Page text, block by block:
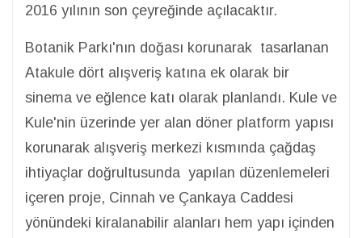
2016 yılının son çeyreğinde açılacaktır.
Botanik Parkı'nın doğası korunarak tasarlanan
Atakule dört alışveriş katına ek olarak bir
sinema ve eğlence katı olarak planlandı. Kule ve
Kule'nin üzerinde yer alan döner platform yapısı
korunarak alışveriş merkezi kısmında çağdaş
ihtiyaçlar doğrultusunda yapılan düzenlemeleri
içeren proje, Cinnah ve Çankaya Caddesi
yönündeki kiralanabilir alanları hem yapı içinden